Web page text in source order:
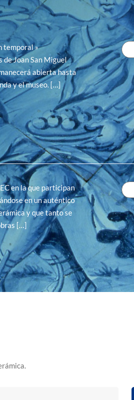
temporal »
Joan San Miguel
abierta hasta
y el museo. […]
en la que participan
en un auténtico
y que tanto se
[…]